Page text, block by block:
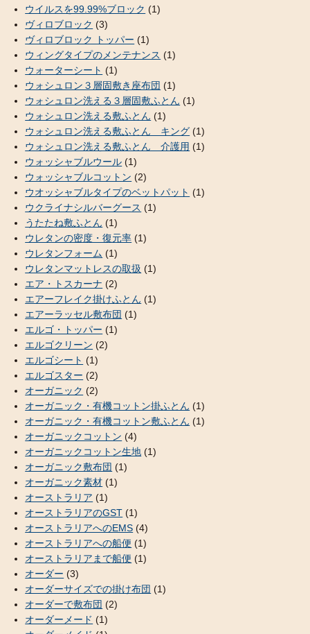
ウイルスを99.99%ブロック (1)
ヴィロブロック (3)
ヴィロブロック トッパー (1)
ウィングタイプのメンテナンス (1)
ウォーターシート (1)
ウォシュロン３層固敷き座布団 (1)
ウォシュロン洗える３層固敷ふとん (1)
ウォシュロン洗える敷ふとん (1)
ウォシュロン洗える敷ふとん キング (1)
ウォシュロン洗える敷ふとん 介護用 (1)
ウォッシャブルウール (1)
ウォッシャブルコットン (2)
ウオッシャブルタイプのベットパット (1)
ウクライナシルバーグース (1)
うたたね敷ふとん (1)
ウレタンの密度・復元率 (1)
ウレタンフォーム (1)
ウレタンマットレスの取扱 (1)
エア・トスカーナ (2)
エアーフレイク掛けふとん (1)
エアーラッセル敷布団 (1)
エルゴ・トッパー (1)
エルゴクリーン (2)
エルゴシート (1)
エルゴスター (2)
オーガニック (2)
オーガニック・有機コットン掛ふとん (1)
オーガニック・有機コットン敷ふとん (1)
オーガニックコットン (4)
オーガニックコットン生地 (1)
オーガニック敷布団 (1)
オーガニック素材 (1)
オーストラリア (1)
オーストラリアのGST (1)
オーストラリアへのEMS (4)
オーストラリアへの船便 (1)
オーストラリアまで船便 (1)
オーダー (3)
オーダーサイズでの掛け布団 (1)
オーダーで敷布団 (2)
オーダーメード (1)